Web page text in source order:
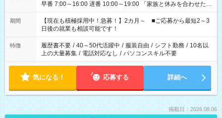
早番 7:00～16:00 遅番 10:00～19:00 「家族と休みを合わせた
い」 「余裕を持って夕飯の準備がしたい」 「できれば残業はし
たくない」 など、ご希望を教えてくださいね。 ※Wワーク希望
の方へ 今ご覧のお仕事で希望する勤務時間と、もう1つのお仕事
の勤務時間。 合計で週40時間を超える場合は応募できません。
期間
【現在も積極採用中！急募！】2カ月～ ■ご応募から最短2～3
日後の就業も相談可能です！
特徴 履歴書不要 / 40～50代活躍中 / 服装自由 / シフト勤務 / 10名以
上の大量募集 / 電話対応なし / パソコンスキル不要
気になる！ 応募する 詳細へ
掲載日：2026.08.06